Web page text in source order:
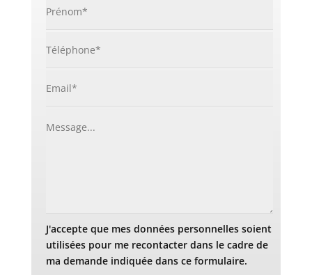
J'accepte que mes données personnelles soient
utilisées pour me recontacter dans le cadre de
ma demande indiquée dans ce formulaire.